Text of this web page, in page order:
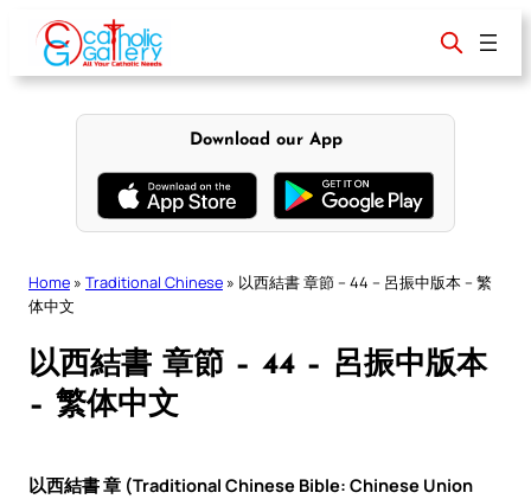
content
Download our App
Home » Traditional Chinese » 以西結書 章節 – 44 – 呂振中版本 – 繁
体中文
以西結書 章節 – 44 – 呂振中版本
– 繁体中文
以西結書 章 (Traditional Chinese Bible: Chinese Union